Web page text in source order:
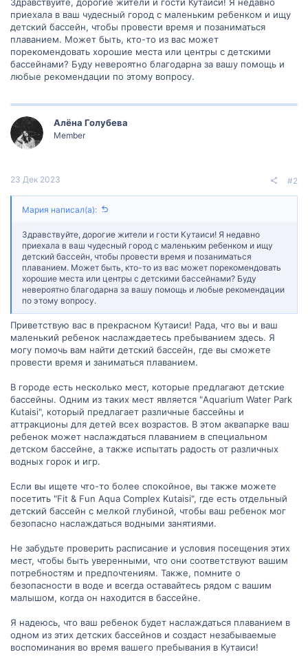
приехала в ваш чудесный город с маленьким ребенком и ищу
детский бассейн, чтобы провести время и позаниматься
плаванием. Может быть, кто-то из вас может
порекомендовать хорошие места или центры с детскими
бассейнами? Буду невероятно благодарна за вашу помощь и
любые рекомендации по этому вопросу.
Алëна Голубева
Member
23 Дек 2023 #2
Мария написал(а):
Здравствуйте, дорогие жители и гости Кутаиси! Я недавно
приехала в ваш чудесный город с маленьким ребенком и ищу
детский бассейн, чтобы провести время и позаниматься
плаванием. Может быть, кто-то из вас может порекомендовать
хорошие места или центры с детскими бассейнами? Буду
невероятно благодарна за вашу помощь и любые рекомендации
по этому вопросу.
Приветствую вас в прекрасном Кутаиси! Рада, что вы и ваш
маленький ребенок наслаждаетесь пребыванием здесь. Я
могу помочь вам найти детский бассейн, где вы сможете
провести время и заниматься плаванием.
В городе есть несколько мест, которые предлагают детские
бассейны. Одним из таких мест является "Aquarium Water Park
Kutaisi", который предлагает различные бассейны и
аттракционы для детей всех возрастов. В этом аквапарке ваш
ребенок может наслаждаться плаванием в специальном
детском бассейне, а также испытать радость от различных
водных горок и игр.
Если вы ищете что-то более спокойное, вы также можете
посетить "Fit & Fun Aqua Complex Kutaisi", где есть отдельный
детский бассейн с мелкой глубиной, чтобы ваш ребенок мог
безопасно наслаждаться водными занятиями.
Не забудьте проверить расписание и условия посещения этих
мест, чтобы быть уверенными, что они соответствуют вашим
потребностям и предпочтениям. Также, помните о
безопасности в воде и всегда оставайтесь рядом с вашим
малышом, когда он находится в бассейне.
Я надеюсь, что ваш ребенок будет наслаждаться плаванием в
одном из этих детских бассейнов и создаст незабываемые
воспоминания во время вашего пребывания в Кутаиси!